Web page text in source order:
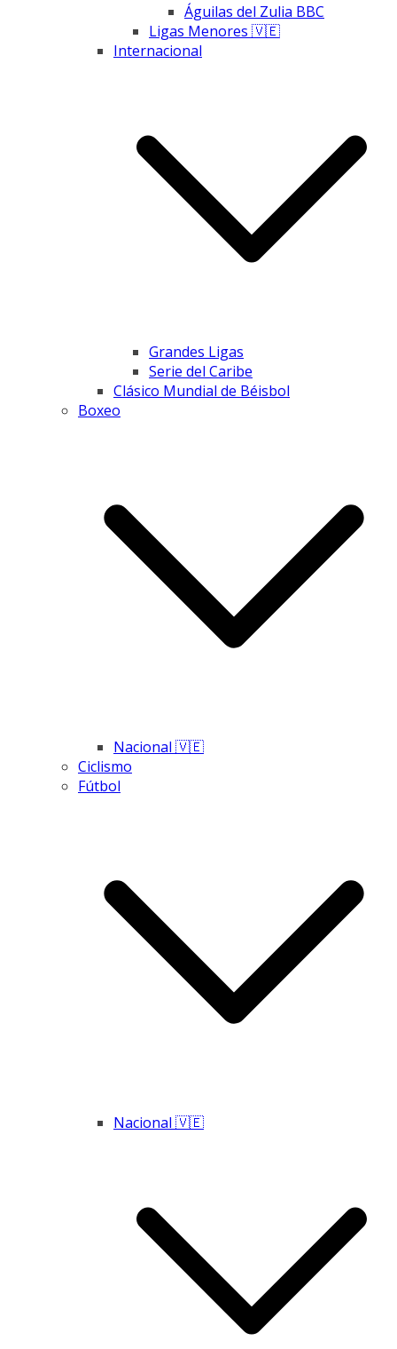
Águilas del Zulia BBC
Ligas Menores 🇻🇪
Internacional
Grandes Ligas
Serie del Caribe
Clásico Mundial de Béisbol
Boxeo
Nacional 🇻🇪
Ciclismo
Fútbol
Nacional 🇻🇪